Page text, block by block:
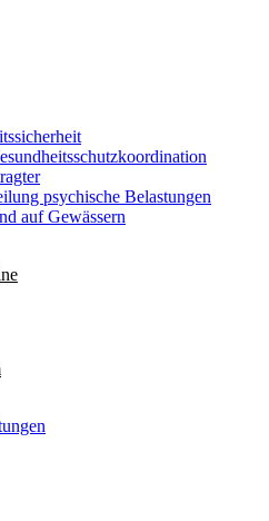
psychische Belastungen
auf Gewässern